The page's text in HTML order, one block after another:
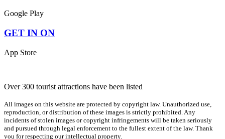
Google Play
GET IN ON
App Store
Over 300 tourist attractions have been listed
All images on this website are protected by copyright law. Unauthorized use,
reproduction, or distribution of these images is strictly prohibited. Any
incidents of stolen images or copyright infringements will be taken seriously
and pursued through legal enforcement to the fullest extent of the law. Thank
you for respecting our intellectual property.